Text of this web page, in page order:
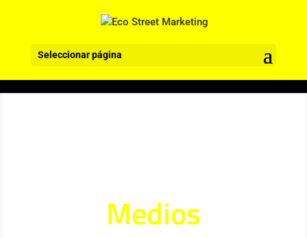
Seleccionar página
Medios